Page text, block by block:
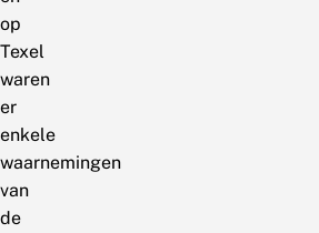
op
Texel
waren
er
enkele
waarnemingen
van
de